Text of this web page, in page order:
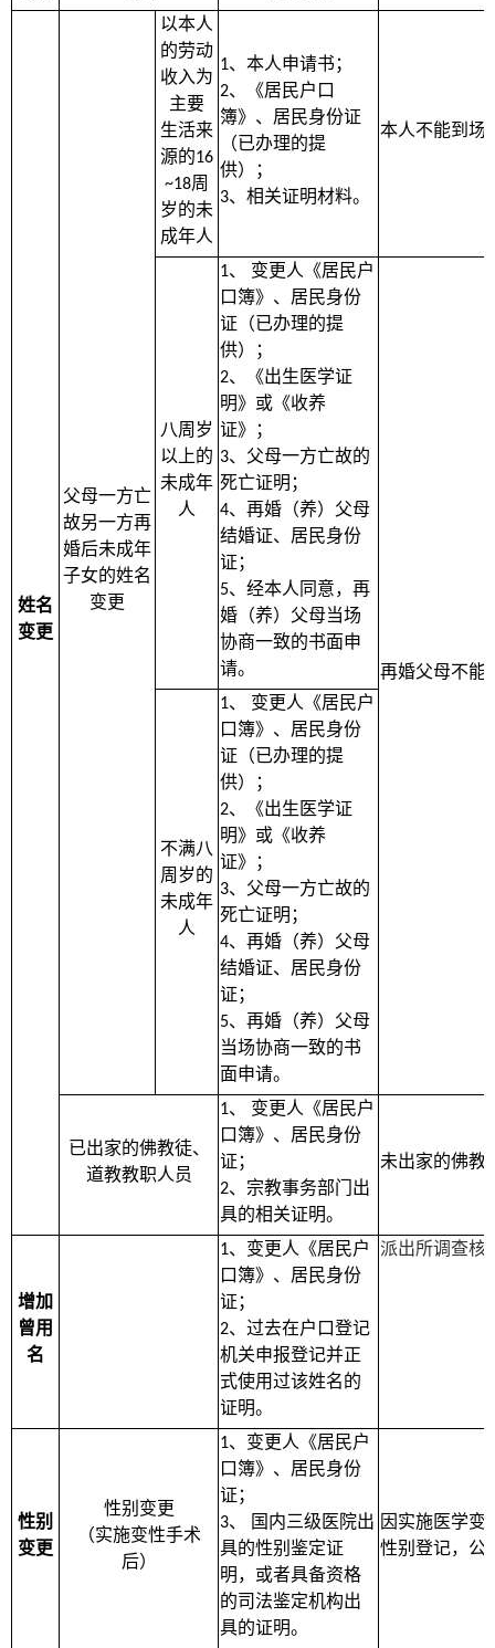
姓名
变更
父母一方亡
故另一方再
婚后未成年
子女的姓名
变更
以本人
的劳动
收入为
主要
生活来
源的16
~18周
岁的未
成年人
1、本人申请书；
2、《居民户口
簿》、居民身份证
（已办理的提
供）；
3、相关证明材料。
本人不能到场
八周岁
以上的
未成年
人
1、
变更人《居民户
口簿》、居民身份
证（已办理的提
供）；
2、《出生医学证
明》或《收养
证》；
3、父母一方亡故的
死亡证明；
4、再婚（养）父母
结婚证、居民身份
证；
5、经本人同意，再
婚（养）父母当场
协商一致的书面申
请。
再婚父母不能
不满八
周岁的
未成年
人
1、
变更人《居民户
口簿》、居民身份
证（已办理的提
供）；
2、《出生医学证
明》或《收养
证》；
3、父母一方亡故的
死亡证明；
4、再婚（养）父母
结婚证、居民身份
证；
5、再婚（养）父母
当场协商一致的书
面申请。
已出家的佛教徒、
道教教职人员
1、
变更人《居民户
口簿》、居民身份
证；
2、宗教事务部门出
具的相关证明。
未出家的佛教
增加
曾用
名
1、变更人《居民户
口簿》、居民身份
证；
2、过去在户口登记
机关申报登记并正
式使用过该姓名的
证明。
派出所调查核
性别
变更
性别变更
（实施变性手术
后）
1、变更人《居民户
口簿》、居民身份
证；
3、
国内三级医院出
具的性别鉴定证
明，或者具备资格
的司法鉴定机构出
具的证明。
因实施医学变
性别登记，公